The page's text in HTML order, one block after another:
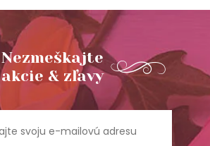
Nezmeškajte
akcie & zľavy